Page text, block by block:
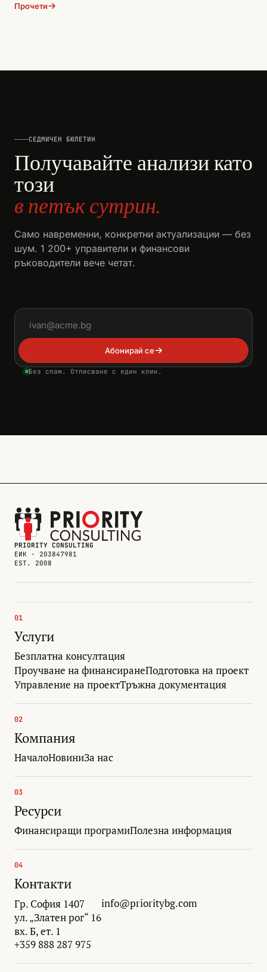
Прочети
СЕДМИЧЕН БЮЛЕТИН
Получавайте анализи като
този
в петък сутрин.
Само навременни, конкретни актуализации — без
шум. 1 200+ управители и финансови
ръководители вече четат.
Абонирай се
Без спам. Отписване с един клик.
PRIORITY CONSULTING
ЕИК · 203847981
EST. 2008
01
Услуги
Безплатна консултация
Проучване на финансиранеПодготовка на проект
Управление на проектТръжна документация
02
Компания
НачалоНовиниЗа нас
03
Ресурси
Финансиращи програмиПолезна информация
04
Контакти
Гр. София 1407
ул. „Златен рог“ 16
вх. Б, ет. 1
info@prioritybg.com
+359 888 287 975